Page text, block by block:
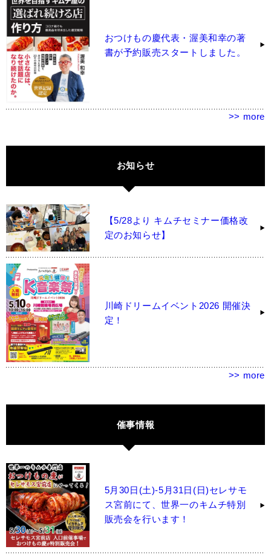
おつけもの慶代表・渥美和幸の著
書が予約販売スタートしました。
>> more
お知らせ
【5/28より キムチセミナー価格改
定のお知らせ】
川崎ドリームイベント2026 開催決
定！
>> more
催事情報
5月30日(土)-5月31日(日)セレサモ
ス宮前にて、世界一のキムチ特別
販売会を行います！